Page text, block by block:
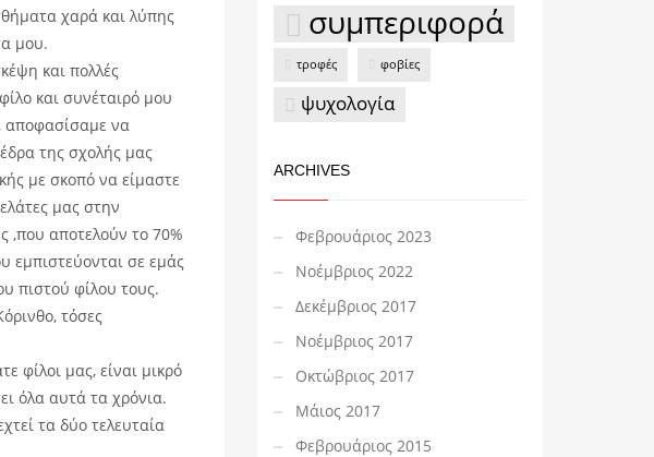
χαρά και λύπης
μου.
και πολλές
και συνέταιρό μου
να
της σχολής μας
με σκοπό να είμαστε
μας στην
,που αποτελούν το 70%
σε εμάς
πιστού φίλου τους.
τόσες
φίλοι μας, είναι μικρό
όλα αυτά τα χρόνια.
τα δύο τελευταία
συμπεριφορά
τροφές φοβίες
ψυχολογία
ARCHIVES
Φεβρουάριος 2023
Νοέμβριος 2022
Δεκέμβριος 2017
Νοέμβριος 2017
Οκτώβριος 2017
Μάιος 2017
Φεβρουάριος 2015